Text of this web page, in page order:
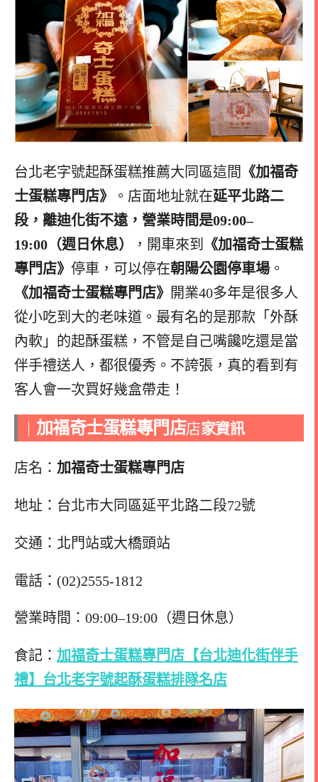
台北老字號起酥蛋糕推薦大同區這間 《加福奇
士蛋糕專門店》
。店面地址就在延平北路二
段，離迪化街不遠，營業時間是09:00–
19:00（週日休息）
，開車來到
《加福奇士蛋糕
專門店》 停車，可以停在朝陽公園停車場 。
《加福奇士蛋糕專門店》 開業40多年是很多人
從小吃到大的老味道。最有名的是那款「外酥
內軟」的起酥蛋糕，不管是自己嘴饞吃還是當
伴手禮送人，都很優秀。不誇張，真的看到有
客人會一次買好幾盒帶走！
加福奇士蛋糕專門店店家資訊
店名： 加福奇士蛋糕專門店
地址：台北市大同區延平北路二段72號
交通：北門站或大橋頭站
電話：(02)2555-1812
營業時間：09:00–19:00（週日休息）
食記： 加福奇士蛋糕專門店【台北迪化街伴手
禮】台北老字號起酥蛋糕排隊名店